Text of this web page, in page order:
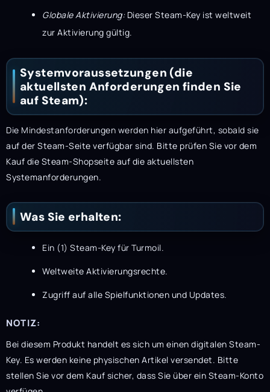
Globale Aktivierung:Dieser Steam-Key ist weltweit
zur Aktivierung gültig.
Systemvoraussetzungen (die
aktuellsten Anforderungen finden Sie
auf Steam):
Die Mindestanforderungen werden hier aufgeführt, sobald sie
auf der Steam-Seite verfügbar sind. Bitte prüfen Sie vor dem
Kauf die Steam-Shopseite auf die aktuellsten
Systemanforderungen.
Was Sie erhalten:
Ein (1) Steam-Key für Turmoil.
Weltweite Aktivierungsrechte.
Zugriff auf alle Spielfunktionen und Updates.
NOTIZ:
Bei diesem Produkt handelt es sich um einen digitalen Steam-
Key. Es werden keine physischen Artikel versendet. Bitte
stellen Sie vor dem Kauf sicher, dass Sie über ein Steam-Konto